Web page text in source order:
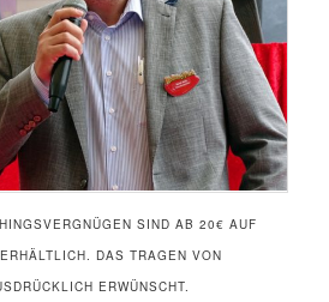
SIND AB 20€ AUF
ERHÄLTLICH. DAS TRAGEN VON
ERWÜNSCHT.